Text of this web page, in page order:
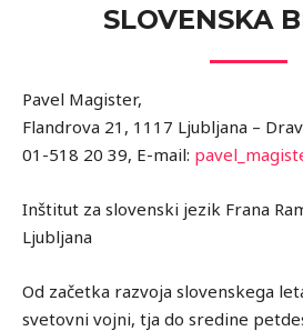
SLOVENSKA
Pavel Magister,
Flandrova 21, 1117 Ljubljana –
01-518 20 39, E-mail:
Inštitut za slovenski jezik Frana
Ljubljana
Od začetka razvoja slovenskega
svetovni vojni, tja do sredine